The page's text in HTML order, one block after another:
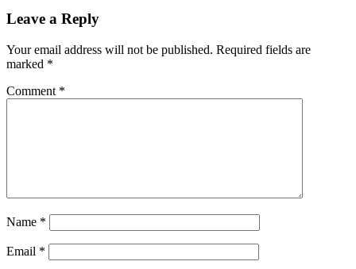
Leave a Reply
Your email address will not be published. Required fields are
marked *
Comment *
Name *
Email *